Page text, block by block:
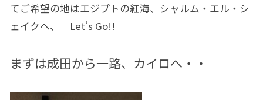
てご希望の地はエジプトの紅海、シャルム・エル・シ
ェイクへ、 Let’s Go!!
まずは成田から一路、カイロへ・・